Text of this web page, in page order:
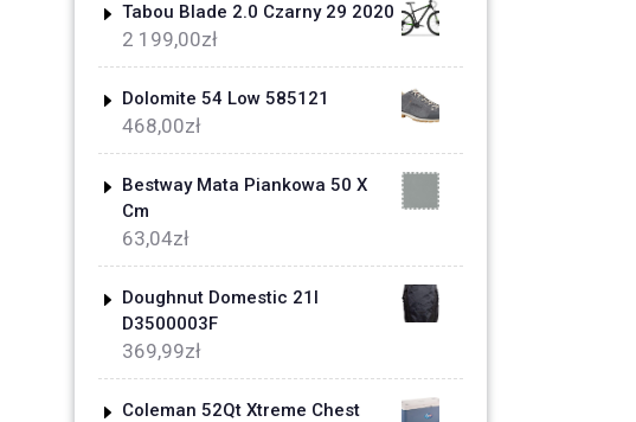
Tabou Blade 2.0 Czarny 29 2020
2 199,00zł
Dolomite 54 Low 585121
468,00zł
Bestway Mata Piankowa 50 X
Cm
63,04zł
Doughnut Domestic 21l
D3500003F
369,99zł
Coleman 52Qt Xtreme Chest